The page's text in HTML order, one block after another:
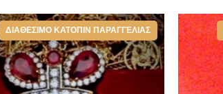
ΔΙΑΘΈΣΙΜΟ ΚΑΤΌΠΙΝ ΠΑΡΑΓΓΕΛΊΑΣ